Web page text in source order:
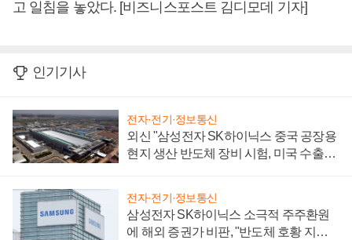
고 일침을 놓았다. [비즈니스포스트 김디모데 기자]
인기기사
전자·전기·정보통신
외신 "삼성전자 SK하이닉스 중국 공장용
현지 생산 반도체 장비 시험, 미국 수출통
전자·전기·정보통신
삼성전자 SK하이닉스 소극적 주주환원
에 해외 증권가 비판, "반도체 호황 지속